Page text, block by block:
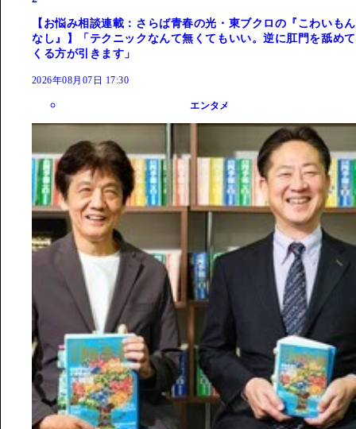
【お悩み相談連載：さらば青春の光・東ブクロの『こわいもん
なし』】「テクニックなんて無くてもいい。逆に肛門を舐めて
くる方が引きます」
2026年08月07日 17:30
エンタメ